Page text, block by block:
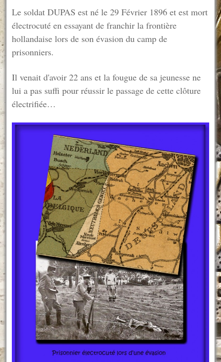
Le soldat DUPAS est né le 29 Février 1896 et est mort
électrocuté en essayant de franchir la frontière
hollandaise lors de son évasion du camp de
prisonniers.
Il venait d'avoir 22 ans et la fougue de sa jeunesse ne
lui a pas suffi pour réussir le passage de cette clôture
électrifiée…